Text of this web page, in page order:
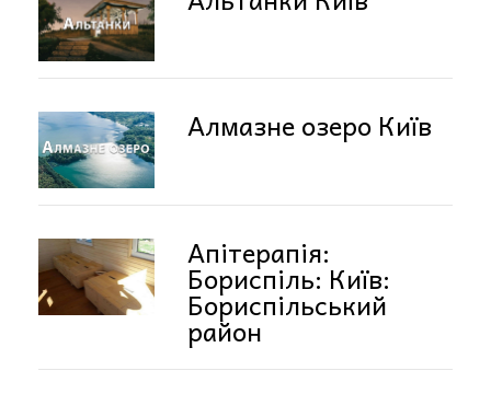
Алмазне озеро Київ
Апітерапія:
Бориспіль: Київ:
Бориспільський
район